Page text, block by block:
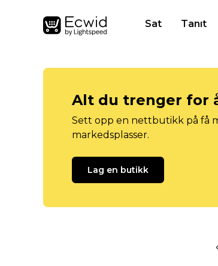
Sat Tanıt
Alt du trenger for
Sett opp en nettbutikk på få
markedsplasser.
Lag en butikk